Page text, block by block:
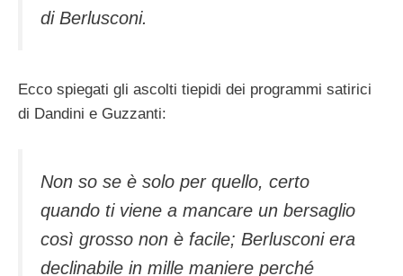
di Berlusconi.
Ecco spiegati gli ascolti tiepidi dei programmi satirici
di Dandini e Guzzanti:
Non so se è solo per quello, certo
quando ti viene a mancare un bersaglio
così grosso non è facile; Berlusconi era
declinabile in mille maniere perché